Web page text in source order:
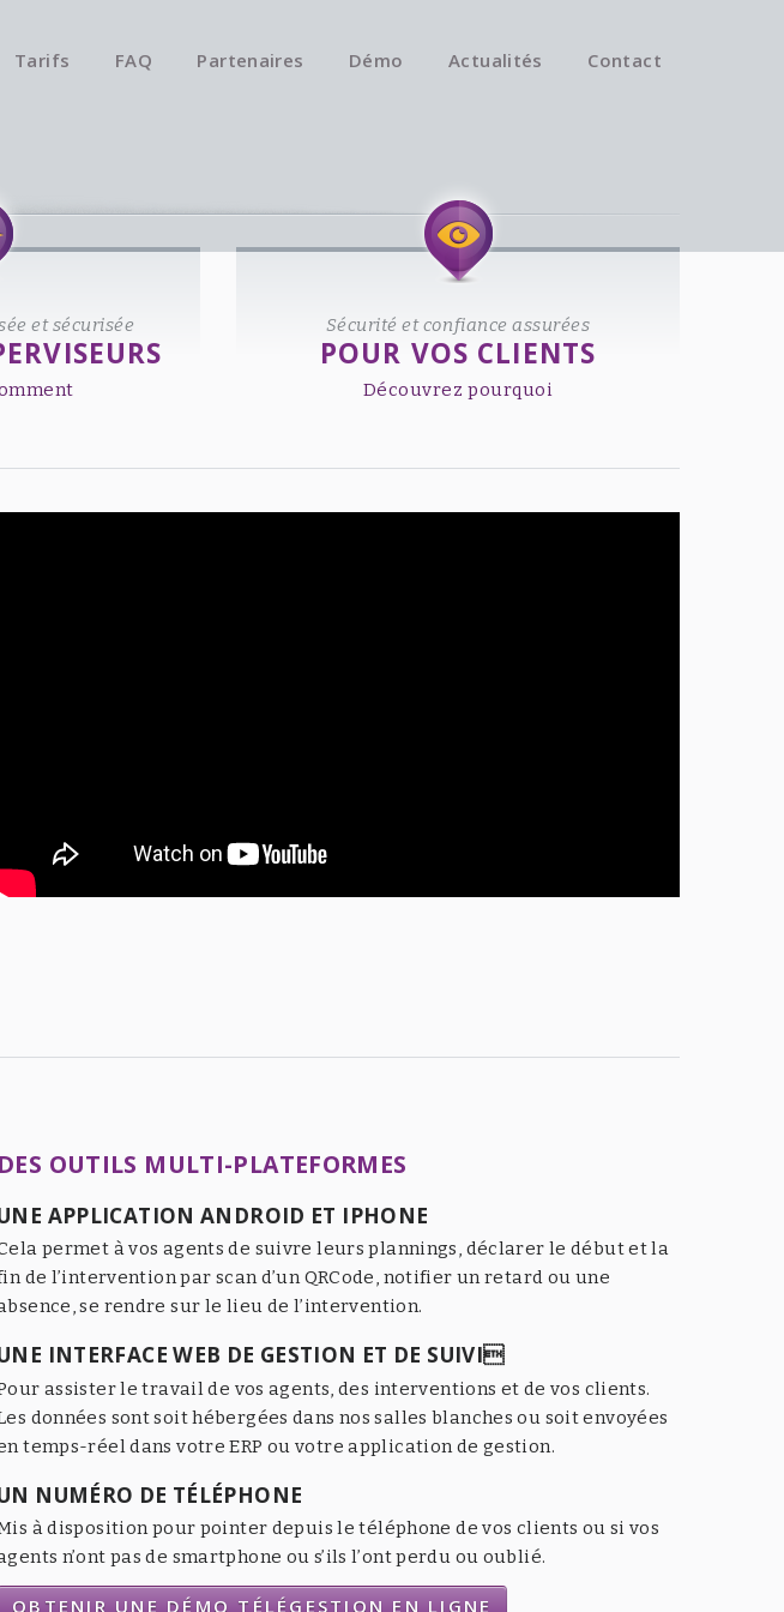
Tarifs FAQ Partenaires Démo Actualités Contact
Available on iOS & Android.
et sécurisée Sécurité et confiance assurées
POUR VOS CLIENTS
Découvrez pourquoi
DES OUTILS MULTI-PLATEFORMES
APPLICATION ANDROID ET IPHONE
permet à vos agents de suivre leurs plannings, déclarer le début et la
de l’intervention par scan d’un QRCode, notifier un retard ou une
se rendre sur le lieu de l’intervention.
INTERFACE WEB DE GESTION ET DE SUIVI
assister le travail de vos agents, des interventions et de vos clients.
données sont soit hébergées dans nos salles blanches ou soit envoyées
temps-réel dans votre ERP ou votre application de gestion.
NUMÉRO DE TÉLÉPHONE
à disposition pour pointer depuis le téléphone de vos clients ou si vos
n’ont pas de smartphone ou s’ils l’ont perdu ou oublié.
OBTENIR UNE DÉMO TÉLÉGESTION EN LIGNE